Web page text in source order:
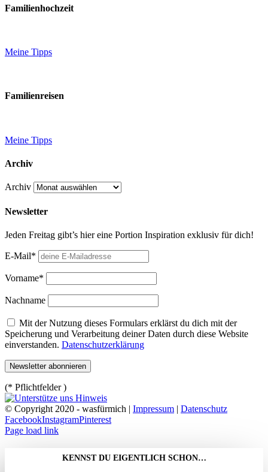
Familienhochzeit
Meine Tipps
Familienreisen
Meine Tipps
Archiv
Archiv
Newsletter
Jeden Freitag gibt’s hier eine Portion Inspiration exklusiv für dich!
E-Mail*
Vorname*
Nachname
Mit der Nutzung dieses Formulars erklärst du dich mit der
Speicherung und Verarbeitung deiner Daten durch diese Website
einverstanden. Datenschutzerklärung
(* Pflichtfelder )
© Copyright 2020 - wasfürmich | Impressum | Datenschutz
FacebookInstagramPinterest
Page load link
KENNST DU EIGENTLICH SCHON…